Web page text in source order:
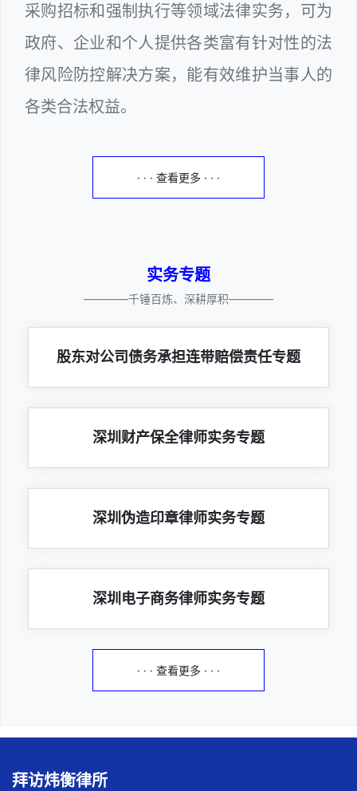
采购招标和强制执行等领域法律实务，可为
政府、企业和个人提供各类富有针对性的法
律风险防控解决方案，能有效维护当事人的
各类合法权益。
· · · 查看更多 · · ·
实务专题
————千锤百炼、深耕厚积————
股东对公司债务承担连带赔偿责任专题
深圳财产保全律师实务专题
深圳伪造印章律师实务专题
深圳电子商务律师实务专题
· · · 查看更多 · · ·
拜访炜衡律所